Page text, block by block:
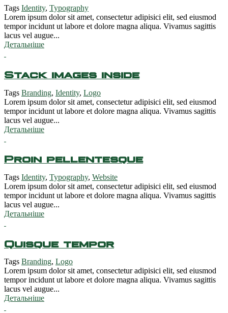
Tags Identity, Typography
Lorem ipsum dolor sit amet, consectetur adipisici elit, sed eiusmod
tempor incidunt ut labore et dolore magna aliqua. Vivamus sagittis
lacus vel augue...
Детальніше
Stack images inside
Tags Branding, Identity, Logo
Lorem ipsum dolor sit amet, consectetur adipisici elit, sed eiusmod
tempor incidunt ut labore et dolore magna aliqua. Vivamus sagittis
lacus vel augue...
Детальніше
Proin pellentesque
Tags Identity, Typography, Website
Lorem ipsum dolor sit amet, consectetur adipisici elit, sed eiusmod
tempor incidunt ut labore et dolore magna aliqua. Vivamus sagittis
lacus vel augue...
Детальніше
Quisque tempor
Tags Branding, Logo
Lorem ipsum dolor sit amet, consectetur adipisici elit, sed eiusmod
tempor incidunt ut labore et dolore magna aliqua. Vivamus sagittis
lacus vel augue...
Детальніше